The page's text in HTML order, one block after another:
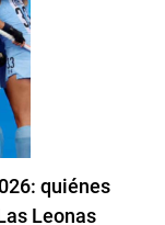
quiénes
Leonas